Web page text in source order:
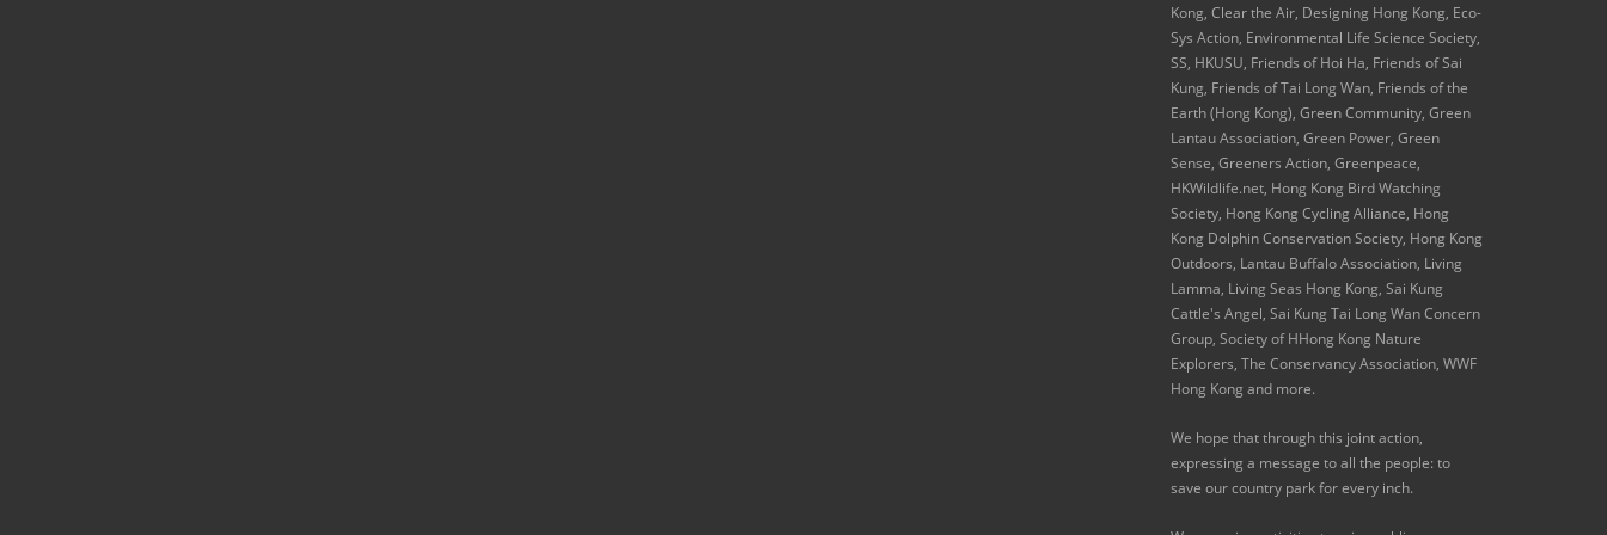
Kong, Clear the Air, Designing Hong Kong, Eco-
Sys Action, Environmental Life Science Society,
SS, HKUSU, Friends of Hoi Ha, Friends of Sai
Kung, Friends of Tai Long Wan, Friends of the
Earth (Hong Kong), Green Community, Green
Lantau Association, Green Power, Green
Sense, Greeners Action, Greenpeace,
HKWildlife.net, Hong Kong Bird Watching
Society, Hong Kong Cycling Alliance, Hong
Kong Dolphin Conservation Society, Hong Kong
Outdoors, Lantau Buffalo Association, Living
Lamma, Living Seas Hong Kong, Sai Kung
Cattle's Angel, Sai Kung Tai Long Wan Concern
Group, Society of HHong Kong Nature
Explorers, The Conservancy Association, WWF
Hong Kong and more.
We hope that through this joint action,
expressing a message to all the people: to
save our country park for every inch.